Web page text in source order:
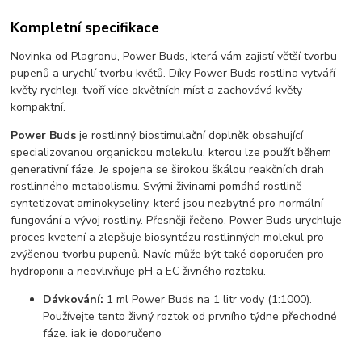
Kompletní specifikace
Novinka od Plagronu, Power Buds, která vám zajistí větší tvorbu
pupenů a urychlí tvorbu květů. Díky Power Buds rostlina vytváří
květy rychleji, tvoří více okvětních míst a zachovává květy
kompaktní.
Power Buds je rostlinný biostimulační doplněk obsahující
specializovanou organickou molekulu, kterou lze použít během
generativní fáze. Je spojena se širokou škálou reakčních drah
rostlinného metabolismu. Svými živinami pomáhá rostlině
syntetizovat aminokyseliny, které jsou nezbytné pro normální
fungování a vývoj rostliny. Přesněji řečeno, Power Buds urychluje
proces kvetení a zlepšuje biosyntézu rostlinných molekul pro
zvýšenou tvorbu pupenů. Navíc může být také doporučen pro
hydroponii a neovlivňuje pH a EC živného roztoku.
Dávkování: 1 ml Power Buds na 1 litr vody (1:1000).
Používejte tento živný roztok od prvního týdne přechodné
fáze, jak je doporučeno